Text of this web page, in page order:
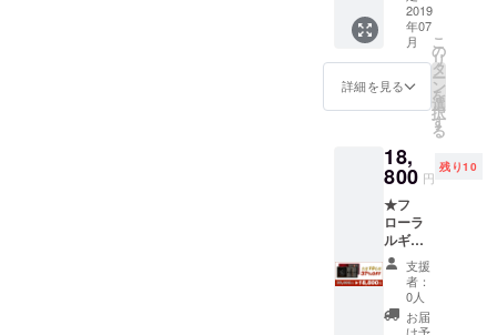
※2019
年7月に
お届け
する予
定です
により
遅れる
もござ
いま
す。 ※
送料込
の価格
となり
ます。
語取扱
説明書
×1枚 ※
ペン先
はEF、
はレッ
ド（花
梨）と
ブラッ
ク（黒
檀）か
ら選択
可能で
す。 ※
商品の
円） <1
セット>
詳細：
・万年
筆1点
・カー
ドリッ
ト（6本
入り）
・ケー
ス1点
・プリ
ザーブ
ドフラ
ワース
タンド1
点 ・便
箋1冊
2019
年07
月
詳細を見る
こ
の
リ
タ
ー
ン
を
選
択
す
る
18,
800 円
残り10
★フ
ローラ
ルギフ
トセッ
ト2点
（一般
販売予
定価格
支援
者：
0人
お届
け予